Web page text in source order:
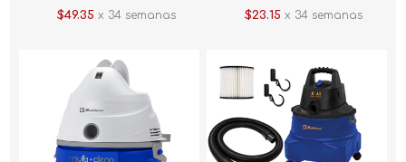
$49.35x 34 semanas $23.15x 34 semanas